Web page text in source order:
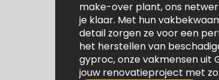
make-over plant, ons
je klaar. Met hun
detail zorgen ze voor een
het herstellen van
gyproc, onze vakmensen uit
jouw renovatieproject met